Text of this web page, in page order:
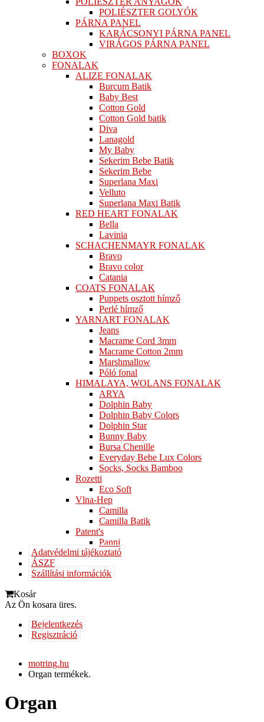
POLIÉSZTER GOLYÓK
PÁRNA PANEL
KARÁCSONYI PÁRNA PANEL
VIRÁGOS PÁRNA PANEL
BOXOK
FONALAK
ALIZE FONALAK
Burcum Batik
Baby Best
Cotton Gold
Cotton Gold batik
Diva
Lanagold
My Baby
Sekerim Bebe Batik
Sekerim Bebe
Superlana Maxi
Velluto
Superlana Maxi Batik
RED HEART FONALAK
Bella
Lavinia
SCHACHENMAYR FONALAK
Bravo
Bravo color
Catania
COATS FONALAK
Puppets osztott hímző
Perlé hímző
YARNART FONALAK
Jeans
Macrame Cord 3mm
Macrame Cotton 2mm
Marshmallow
Póló fonal
HIMALAYA, WOLANS FONALAK
ARYA
Dolphin Baby
Dolphin Baby Colors
Dolphin Star
Bunny Baby
Bursa Chenille
Everyday Bebe Lux Colors
Socks, Socks Bamboo
Rozetti
Eco Soft
Vlna-Hep
Camilla
Camilla Batik
Patent's
Panni
Adatvédelmi tájékoztató
ÁSZF
Szállítási információk
Kosár
Az Ön kosara üres.
Bejelentkezés
Regisztráció
motring.hu
Organ termékek.
Organ